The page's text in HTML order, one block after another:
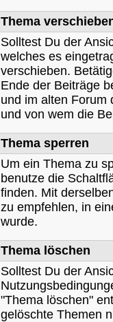
Thema
Solltest Du der
welches es
verschieben.
Ende der Beiträge
und im alten Forum
und von wem die
Thema sperren
Um ein Thema zu
benutze die
finden. Mit
zu empfehlen, in
wurde.
Thema löschen
Solltest Du der
"Thema löschen"
gelöschte Themen